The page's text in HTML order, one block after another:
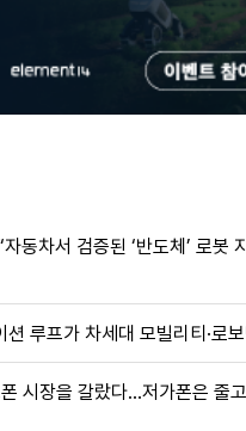
동차서 검증된 ‘반도체’ 로봇
션 루프가 차세대 모빌리티·로
시장을 갈랐다…저가폰은 줄